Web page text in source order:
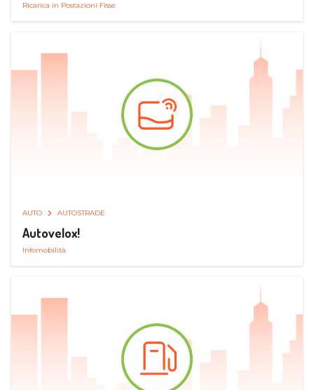
Ricarica in Postazioni Fisse
AUTO AUTOSTRADE
Autovelox!
Infomobilità